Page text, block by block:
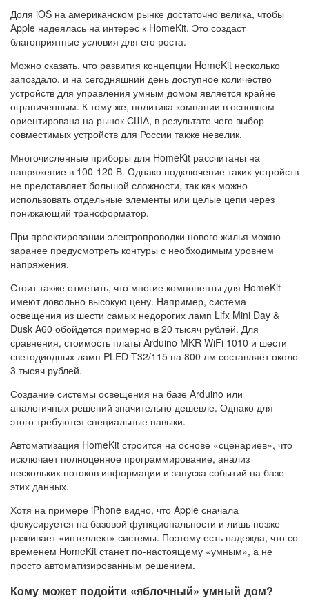
Доля iOS на американском рынке достаточно велика, чтобы
Apple надеялась на интерес к HomeKit. Это создаст
благоприятные условия для его роста.
Можно сказать, что развития концепции HomeKit несколько
запоздало, и на сегодняшний день доступное количество
устройств для управления умным домом является крайне
ограниченным. К тому же, политика компании в основном
ориентирована на рынок США, в результате чего выбор
совместимых устройств для России также невелик.
Многочисленные приборы для HomeKit рассчитаны на
напряжение в 100-120 В. Однако подключение таких устройств
не представляет большой сложности, так как можно
использовать отдельные элементы или целые цепи через
понижающий трансформатор.
При проектировании электропроводки нового жилья можно
заранее предусмотреть контуры с необходимым уровнем
напряжения.
Стоит также отметить, что многие компоненты для HomeKit
имеют довольно высокую цену. Например, система
освещения из шести самых недорогих ламп Lifx Mini Day &
Dusk A60 обойдется примерно в 20 тысяч рублей. Для
сравнения, стоимость платы Arduino MKR WiFi 1010 и шести
светодиодных ламп PLED-T32/115 на 800 лм составляет около
3 тысяч рублей.
Создание системы освещения на базе Arduino или
аналогичных решений значительно дешевле. Однако для
этого требуются специальные навыки.
Автоматизация HomeKit строится на основе «сценариев», что
исключает полноценное программирование, анализ
нескольких потоков информации и запуска событий на базе
этих данных.
Хотя на примере iPhone видно, что Apple сначала
фокусируется на базовой функциональности и лишь позже
развивает «интеллект» системы. Поэтому есть надежда, что со
временем HomeKit станет по-настоящему «умным», а не
просто автоматизированным решением.
Кому может подойти «яблочный» умный дом?